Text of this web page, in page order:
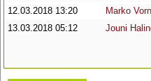
12.03.2018 13:20
Marko
13.03.2018 05:12
Jouni